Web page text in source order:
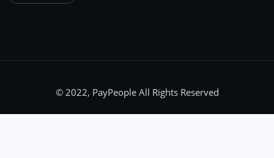
© 2022, PayPeople All Rights Reserved